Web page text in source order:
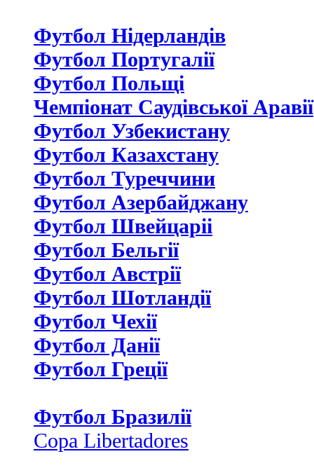
Футбол Нідерландiв
Футбол Португалії
Футбол Польщі
Чемпіонат Саудівської Аравії
Футбол Узбекистану
Футбол Казахстану
Футбол Туреччини
Футбол Азербайджану
Футбол Швейцаріі
Футбол Бельгії
Футбол Австрії
Футбол Шотландії
Футбол Чехії
Футбол Данії
Футбол Греції
Футбол Бразилії
Copa Libertadores